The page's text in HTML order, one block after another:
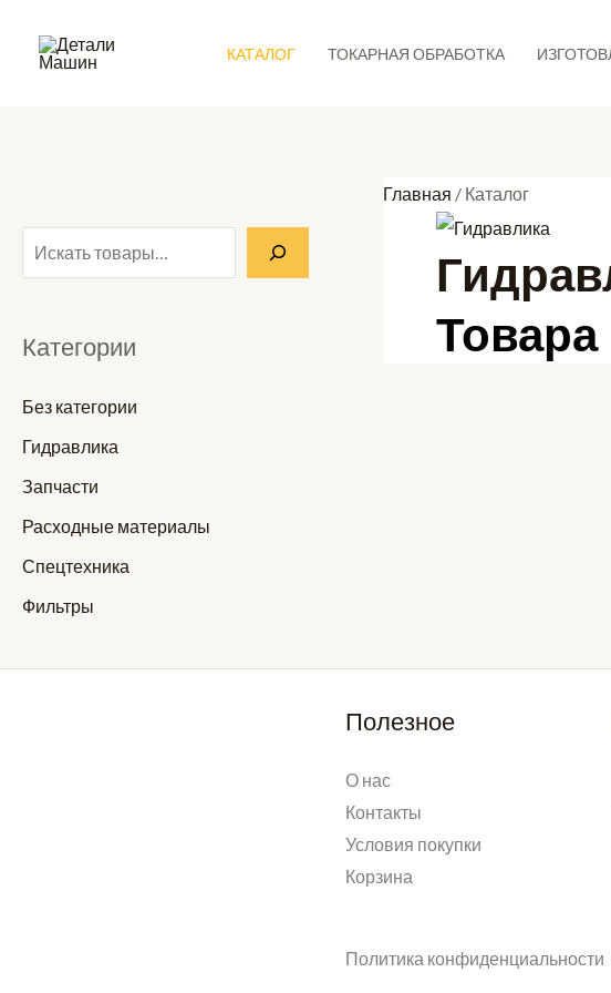
КАТАЛОГ ТОКАРНАЯ ОБРАБОТКА
Категории
Без категории
Гидравлика
Запчасти
Расходные материалы
Спецтехника
Фильтры
Главная / Каталог
Товара
Полезное
О нас
Контакты
Условия покупки
Корзина
Политика конфиденциальности